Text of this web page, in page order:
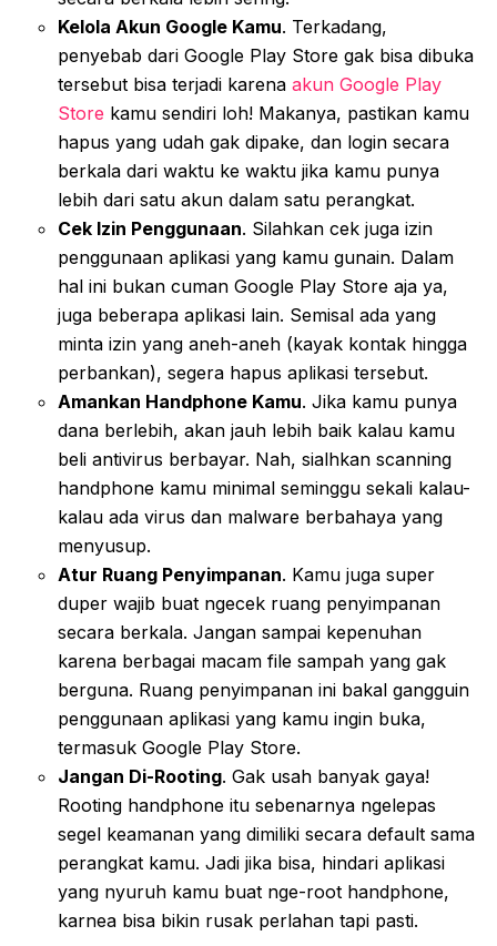
Kelola Akun Google Kamu. Terkadang,
penyebab dari Google Play Store gak bisa dibuka
tersebut bisa terjadi karena akun Google Play
Store kamu sendiri loh! Makanya, pastikan kamu
hapus yang udah gak dipake, dan login secara
berkala dari waktu ke waktu jika kamu punya
lebih dari satu akun dalam satu perangkat.
Cek Izin Penggunaan. Silahkan cek juga izin
penggunaan aplikasi yang kamu gunain. Dalam
hal ini bukan cuman Google Play Store aja ya,
juga beberapa aplikasi lain. Semisal ada yang
minta izin yang aneh-aneh (kayak kontak hingga
perbankan), segera hapus aplikasi tersebut.
Amankan Handphone Kamu. Jika kamu punya
dana berlebih, akan jauh lebih baik kalau kamu
beli antivirus berbayar. Nah, sialhkan scanning
handphone kamu minimal seminggu sekali kalau-
kalau ada virus dan malware berbahaya yang
menyusup.
Atur Ruang Penyimpanan. Kamu juga super
duper wajib buat ngecek ruang penyimpanan
secara berkala. Jangan sampai kepenuhan
karena berbagai macam file sampah yang gak
berguna. Ruang penyimpanan ini bakal gangguin
penggunaan aplikasi yang kamu ingin buka,
termasuk Google Play Store.
Jangan Di-Rooting. Gak usah banyak gaya!
Rooting handphone itu sebenarnya ngelepas
segel keamanan yang dimiliki secara default sama
perangkat kamu. Jadi jika bisa, hindari aplikasi
yang nyuruh kamu buat nge-root handphone,
karnea bisa bikin rusak perlahan tapi pasti.